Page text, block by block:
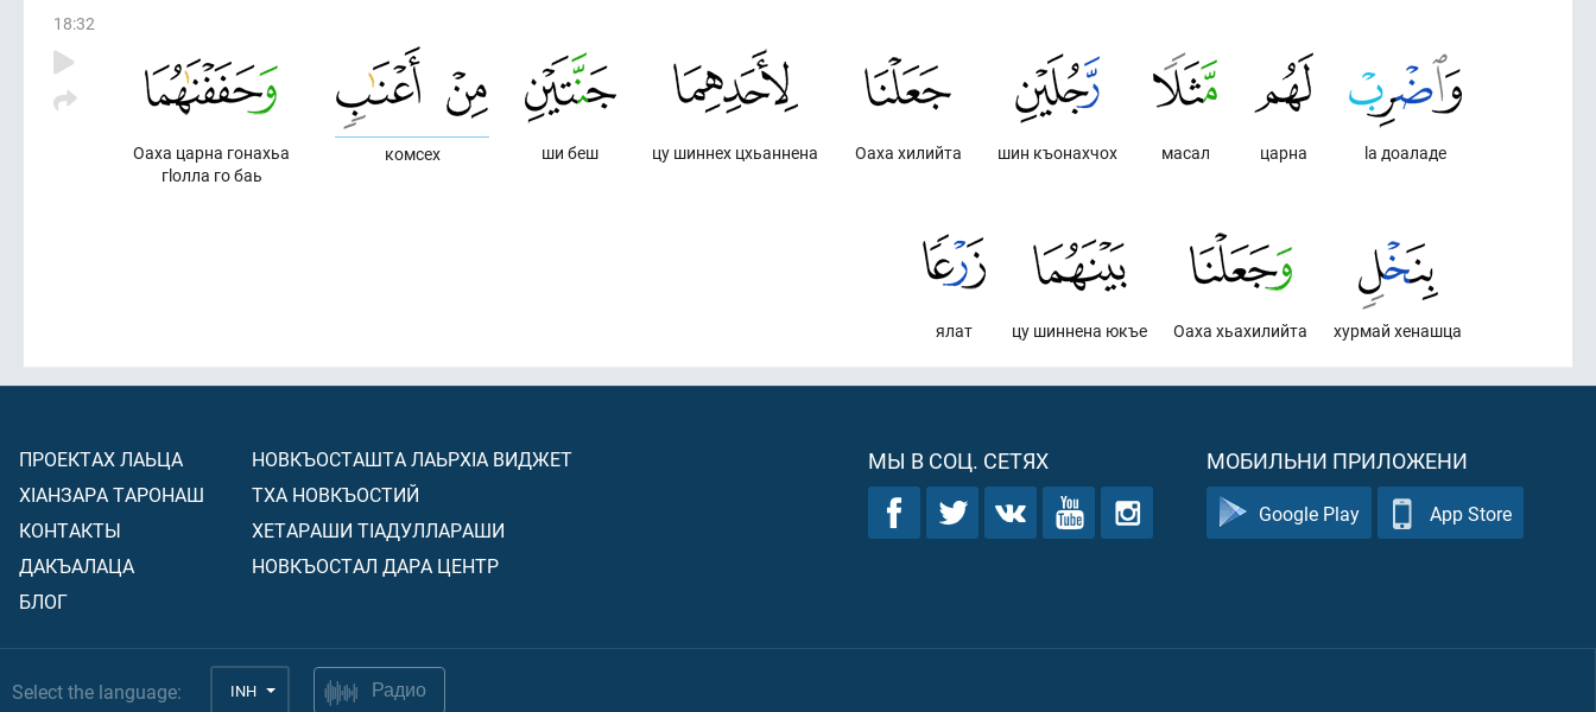
18:32
lа доаладе
царна
масал
шин къонахчох
Оаха хилийта
цу шиннех цхьаннена
ши беш
комсех
Оаха царна гонахьа
гlолла го баь
хурмай хенашца
Оаха хьахилийта
цу шиннена юкъе
ялат
ПРОЕКТАХ ЛАЬЦА
ХIАНЗАРА ТАРОНАШ
КОНТАКТЫ
ДАКЪАЛАЦА
БЛОГ
НОВКЪОСТАШТА ЛАЬРХIА ВИДЖЕТ
ТХА НОВКЪОСТИЙ
ХЕТАРАШИ ТIАДУЛЛАРАШИ
НОВКЪОСТАЛ ДАРА ЦЕНТР
МЫ В СОЦ. СЕТЯХ МОБИЛЬНИ ПРИЛОЖЕНИ
Google Play App Store
Select the language: INH Радио